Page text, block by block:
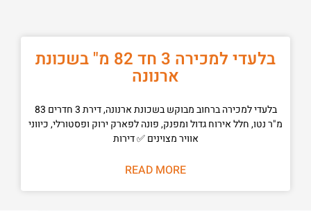
בלעדי למכירה 3 חד 82 מ" בשכונת
ארנונה
בלעדי למכירה ברחוב מבוקש בשכונת ארנונה, דירת 3 חדרים 83
מ"ר נטו, חלל אירוח גדול ומפנק, פונה לפארק ירוק ופסטורלי, כיווני
אוויר מצוינים ✅ דירות
READ MORE